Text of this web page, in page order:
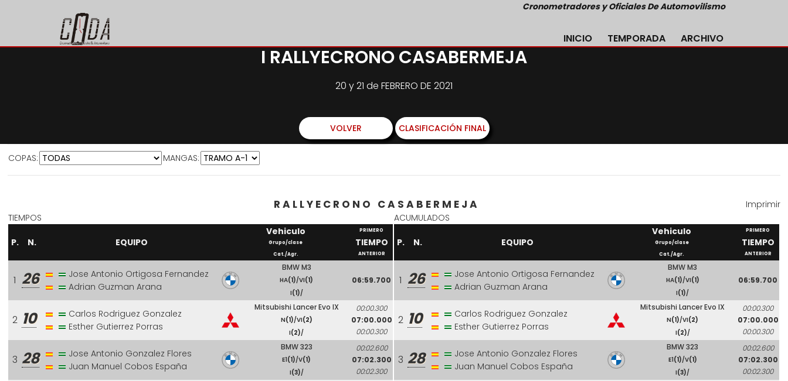
Cronometradores y Oficiales De Automovilismo
INICIO TEMPORADA ARCHIVO
I RALLYECRONO CASABERMEJA
20 y 21 de FEBRERO DE 2021
VOLVER CLASIFICACIÓN FINAL
COPAS: MANGAS:
Imprimir
RALLYECRONO CASABERMEJA
TIEMPOS
P. N. EQUIPO
Vehiculo
Grupo/clase
Cat./Agr.
PRIMERO
TIEMPO
ANTERIOR
1 26
Jose Antonio Ortigosa Fernandez
Adrian Guzman Arana
BMW M3
HA(1)/VI(1)
I(1)/
06:59.700
2 10
Carlos Rodriguez Gonzalez
Esther Gutierrez Porras
Mitsubishi Lancer Evo IX
N(1)/VI(2)
I(2)/
00:00.300
07:00.000
00:00.300
3 28
Jose Antonio Gonzalez Flores
Juan Manuel Cobos España
BMW 323
E1(1)/V(1)
I(3)/
00:02.600
07:02.300
00:02.300
ACUMULADOS
P. N. EQUIPO
Vehiculo
Grupo/clase
Cat./Agr.
PRIMERO
TIEMPO
ANTERIOR
1 26
Jose Antonio Ortigosa Fernandez
Adrian Guzman Arana
BMW M3
HA(1)/VI(1)
I(1)/
06:59.700
2 10
Carlos Rodriguez Gonzalez
Esther Gutierrez Porras
Mitsubishi Lancer Evo IX
N(1)/VI(2)
I(2)/
00:00.300
07:00.000
00:00.300
3 28
Jose Antonio Gonzalez Flores
Juan Manuel Cobos España
BMW 323
E1(1)/V(1)
I(3)/
00:02.600
07:02.300
00:02.300